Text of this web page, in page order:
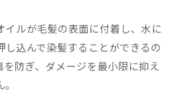
イルが毛髪の表面に付着し、水に
込んで染髪することができるの
防ぎ、ダメージを最小限に抑え